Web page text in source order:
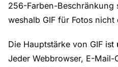
256-Farben-Beschränkung
weshalb GIF für Fotos
Die Hauptstärke von GIF ist
Jeder Webbrowser, E-